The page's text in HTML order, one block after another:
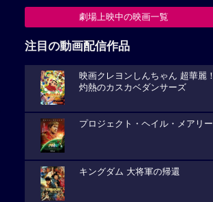
劇場上映中の映画一覧
注目の動画配信作品
映画クレヨンしんちゃん 超華麗！
灼熱のカスカベダンサーズ
プロジェクト・ヘイル・メアリー
キングダム 大将軍の帰還